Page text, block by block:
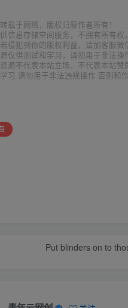
载于网络，版权归原作者所有！
信息存储空间服务，不拥有所有权
侵犯到你的版权利益，请加客服微
仅供测试和学习，请勿用于非法操
源不代表本站立场，不代表本站赞
习 请勿用于非法违规操作 否则和
Put blinders on to